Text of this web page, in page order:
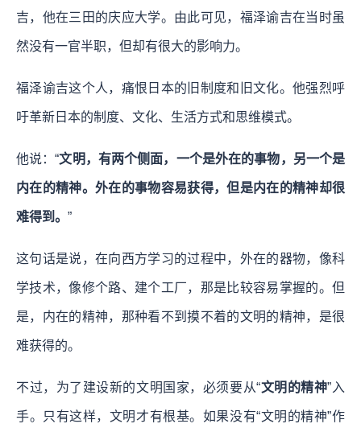
吉，他在三田的庆应大学。由此可见，福泽谕吉在当时虽
然没有一官半职，但却有很大的影响力。
福泽谕吉这个人，痛恨日本的旧制度和旧文化。他强烈呼
吁革新日本的制度、文化、生活方式和思维模式。
他说：“文明，有两个侧面，一个是外在的事物，另一个是
内在的精神。外在的事物容易获得，但是内在的精神却很
难得到。 ”
这句话是说，在向西方学习的过程中，外在的器物，像科
学技术，像修个路、建个工厂，那是比较容易掌握的。但
是，内在的精神，那种看不到摸不着的文明的精神，是很
难获得的。
不过，为了建设新的文明国家，必须要从“文明的精神”入
手。只有这样，文明才有根基。如果没有“文明的精神”作